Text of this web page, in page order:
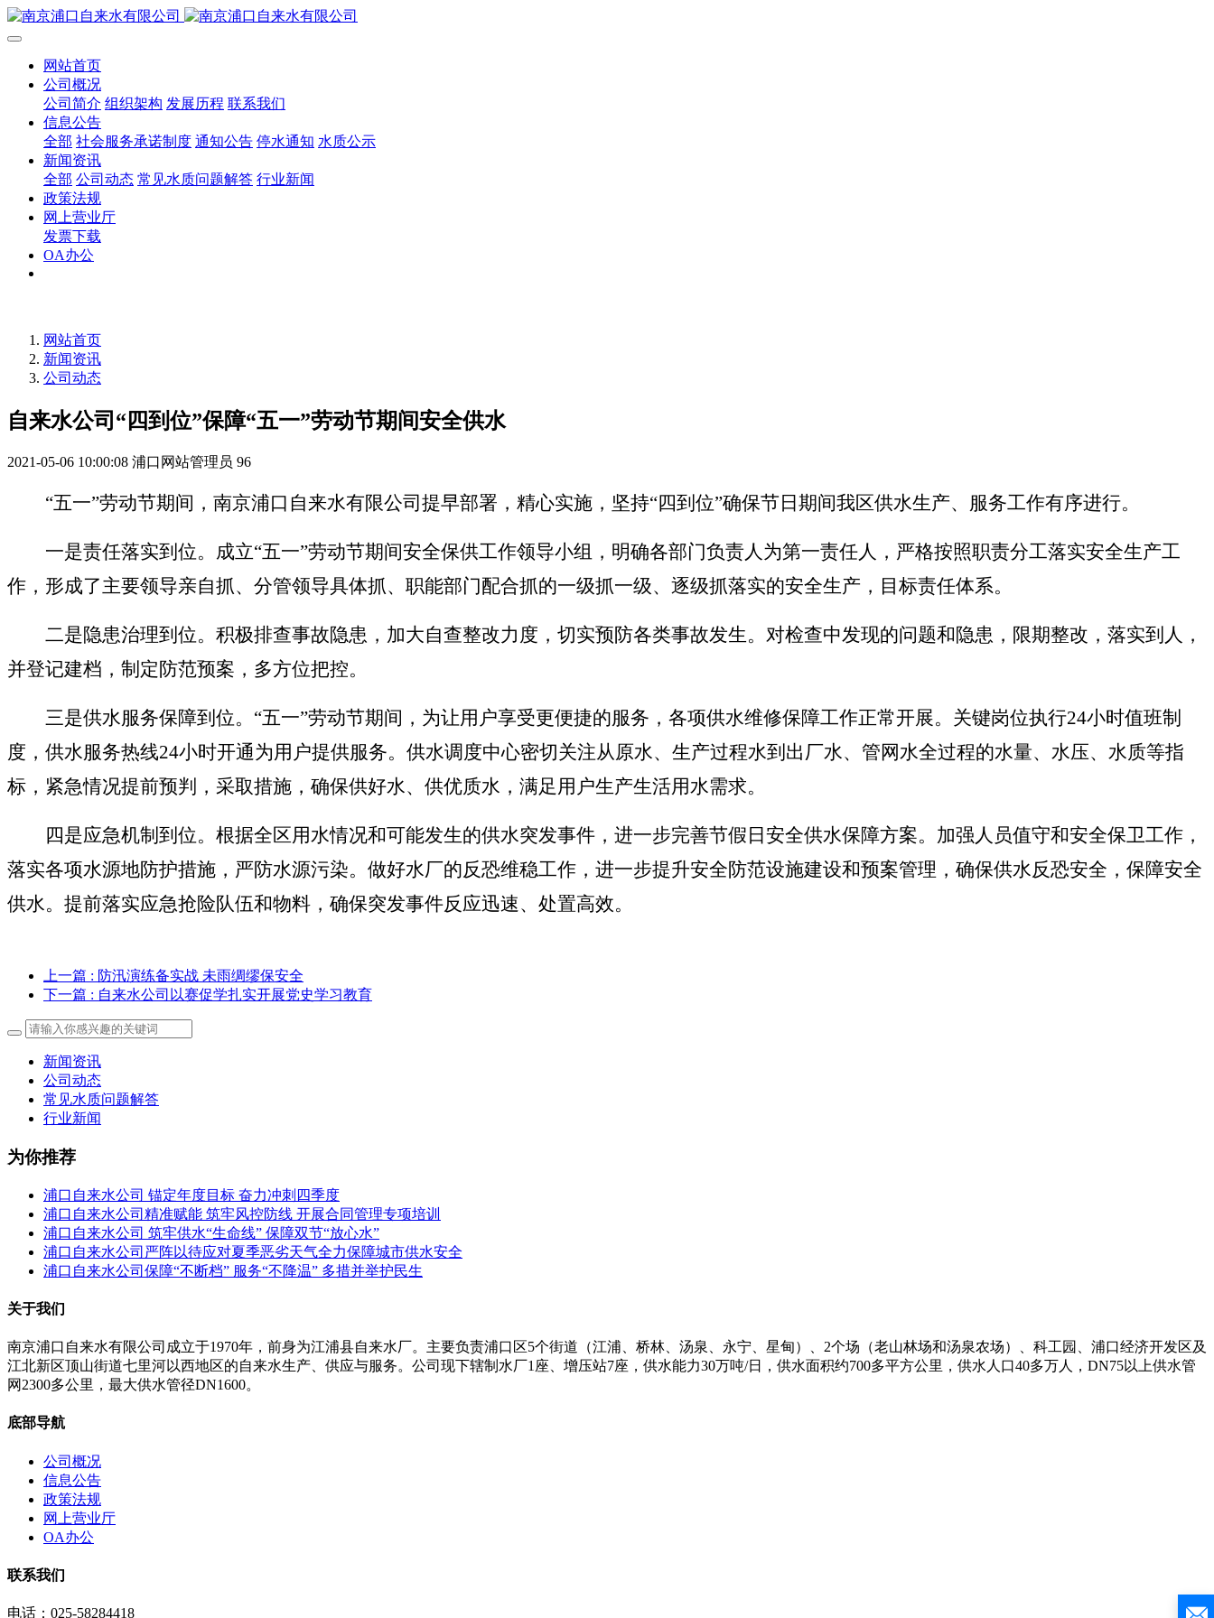
网站首页
公司概况
公司简介 组织架构 发展历程 联系我们
信息公告
全部 社会服务承诺制度 通知公告 停水通知 水质公示
新闻资讯
全部 公司动态 常见水质问题解答 行业新闻
政策法规
网上营业厅
发票下载
OA办公
网站首页
新闻资讯
公司动态
自来水公司“四到位”保障“五一”劳动节期间安全供水
2021-05-06 10:00:08 浦口网站管理员 96
“五一”劳动节期间，南京浦口 自来水有限公司提早部署，精心实施，坚持“四到位”确保节日期间我区供水生产、服务工作有序进行。
一是责任落实到位。成立“五一”劳动节期间安全保供工作领导小组，明确各部门负责人为第一责任人，严格按照职责分工落实安全生产工
作，形成了主要领导亲自抓、分管领导具体抓、职能部门配合抓的一级抓一级、逐级抓落实的安全生产 ， 目标责任体系。
二是隐患治理到位。积极排查事故隐患，加大自查整改力度，切实预防各类事故发生。对检查中发现的问题和隐患，限期整改，落实到人 ，
并登记建档，制定防范预案，多方位把控。
三是供水服务保障到位。 “五一”劳动节期间，为让用户享受更便捷的服务，各项供水维修保障工作正常开展。关键岗位执行24小时值班制
度，供水服务热线24小时开通为用户提供服务。供水调度中心密切关注从原水、生产过程水到出厂水、管网水全过程的水量、水压、水质等指
标，紧急情况提前预判，采取措施 ， 确保供好水、供优质水，满足用户生产生活用水需求。
四是应急机制到位。根据全区用水情况和可能发生的供水突发事件，进一步完善节假日安全供水保障方案。加强人员值守和安全保卫工作，
落实各项水源地防护措施，严防水源污染。做好水厂的反恐维稳工作，进一步提升安全防范设施建设和预案管理，确保供水反恐安全，保障安全
供水。提前落实应急抢险队伍和物料，确保突发事件反应迅速、处置高效。
上一篇 : 防汛演练备实战 未雨绸缪保安全
下一篇 : 自来水公司以赛促学扎实开展党史学习教育
新闻资讯
公司动态
常见水质问题解答
行业新闻
为你推荐
浦口自来水公司 锚定年度目标 奋力冲刺四季度
浦口自来水公司精准赋能 筑牢风控防线 开展合同管理专项培训
浦口自来水公司 筑牢供水“生命线” 保障双节“放心水”
浦口自来水公司严阵以待应对夏季恶劣天气全力保障城市供水安全
浦口自来水公司保障“不断档” 服务“不降温” 多措并举护民生
关于我们
南京浦口自来水有限公司成立于1970年，前身为江浦县自来水厂。主要负责浦口区5个街道（江浦、桥林、汤泉、永宁、星甸）、2个场（老山林场和汤泉农场）、科工园、浦口经济开发区及
江北新区顶山街道七里河以西地区的自来水生产、供应与服务。公司现下辖制水厂1座、增压站7座，供水能力30万吨/日，供水面积约700多平方公里，供水人口40多万人，DN75以上供水管
网2300多公里，最大供水管径DN1600。
底部导航
公司概况
信息公告
政策法规
网上营业厅
OA办公
联系我们
电话：025-58284418